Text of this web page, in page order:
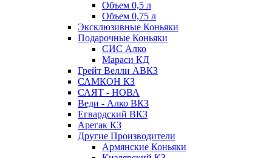
Объем 0,5 л
Объем 0,75 л
Эксклюзивные Коньяки
Подарочные Коньяки
СИС Алко
Мараси КД
Грейт Велли АВКЗ
САМКОН КЗ
САЯТ - НОВА
Веди - Алко ВКЗ
Егвардский ВКЗ
Арегак КЗ
Другие Производители
Армянские Коньяки